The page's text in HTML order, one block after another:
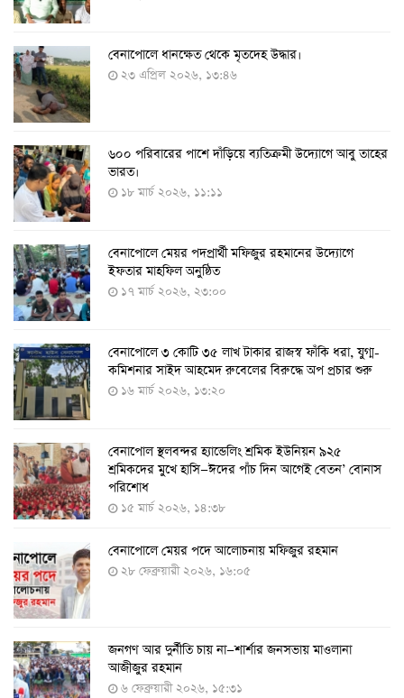
করোনায় ৩ জনের প্রাণহানি, নতুন শনাক্ত ২৯৬
৮ আগস্ট ২০২২, ১৯:৩৪
দেশে তৈরি হলো করোনা শনাক্তের কিট
৮ আগস্ট ২০২২, ১৩:০৯
দেশেই তৈরি হলো করোনা পরীক্ষার কিট, সময় লাগবে ৪-৫
ঘণ্টা
৭ আগস্ট ২০২২, ১৪:০৩
১১ আগস্ট থেকে পরীক্ষামূলকভাবে শুরু শিশুদের করোনা টিকা
দেওয়া
৭ আগস্ট ২০২২, ১৩:৫৩
করোনায় ৫ জনের মৃত্যু, শনাক্ত ৬২৬
২৭ জুলাই ২০২২, ১৭:৩৮
দেশে করোনায় শনাক্তের সংখ্যা ২০ লাখ ছাড়াল
২১ জুলাই ২০২২, ১৭:৫৪
করোনায় একদিনে মৃত্যু ও শনাক্ত বেড়েছে
১৮ জুলাই ২০২২, ১৯:০৪
বেনাপোলে ধানক্ষেত থেকে মৃতদেহ উদ্ধার।
২৩ এপ্রিল ২০২৬, ১৩:৪৬
৬০০ পরিবারের পাশে দাঁড়িয়ে ব্যতিক্রমী উদ্যোগে আবু তাহের
ভারত।
১৮ মার্চ ২০২৬, ১১:১১
বেনাপোলে মেয়র পদপ্রার্থী মফিজুর রহমানের উদ্যোগে
ইফতার মাহফিল অনুষ্ঠিত
১৭ মার্চ ২০২৬, ২৩:০০
বেনাপোলে ৩ কোটি ৩৫ লাখ টাকার রাজস্ব ফাঁকি ধরা, যুগ্ম-
কমিশনার সাইদ আহমেদ রুবেলের বিরুদ্ধে অপ প্রচার শুরু
১৬ মার্চ ২০২৬, ১৩:২০
বেনাপোল স্থলবন্দর হ্যান্ডেলিং শ্রমিক ইউনিয়ন ৯২৫
শ্রমিকদের মুখে হাসি—ঈদের পাঁচ দিন আগেই বেতন’ বোনাস
পরিশোধ
১৫ মার্চ ২০২৬, ১৪:৩৮
বেনাপোলে মেয়র পদে আলোচনায় মফিজুর রহমান
২৮ ফেব্রুয়ারী ২০২৬, ১৬:০৫
জনগণ আর দুর্নীতি চায় না—শার্শার জনসভায় মাওলানা
আজীজুর রহমান
৬ ফেব্রুয়ারী ২০২৬, ১৫:৩১